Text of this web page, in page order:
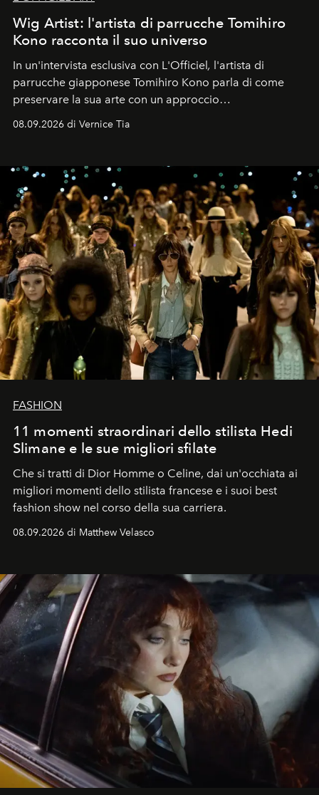
Wig Artist: l'artista di parrucche Tomihiro
Kono racconta il suo universo
In un'intervista esclusiva con L'Officiel, l'artista di
parrucche giapponese Tomihiro Kono parla di come
preservare la sua arte con un approccio
08.09.2026 di Vernice Tia
FASHION
11 momenti straordinari dello stilista Hedi
Slimane e le sue migliori sfilate
Che si tratti di Dior Homme o Celine, dai un'occhiata ai
migliori momenti dello stilista francese e i suoi best
fashion show nel corso della sua carriera.
08.09.2026 di Matthew Velasco